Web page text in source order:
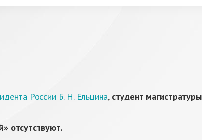
России Б. Н. Ельцина, студент магистратуры
отсутствуют.